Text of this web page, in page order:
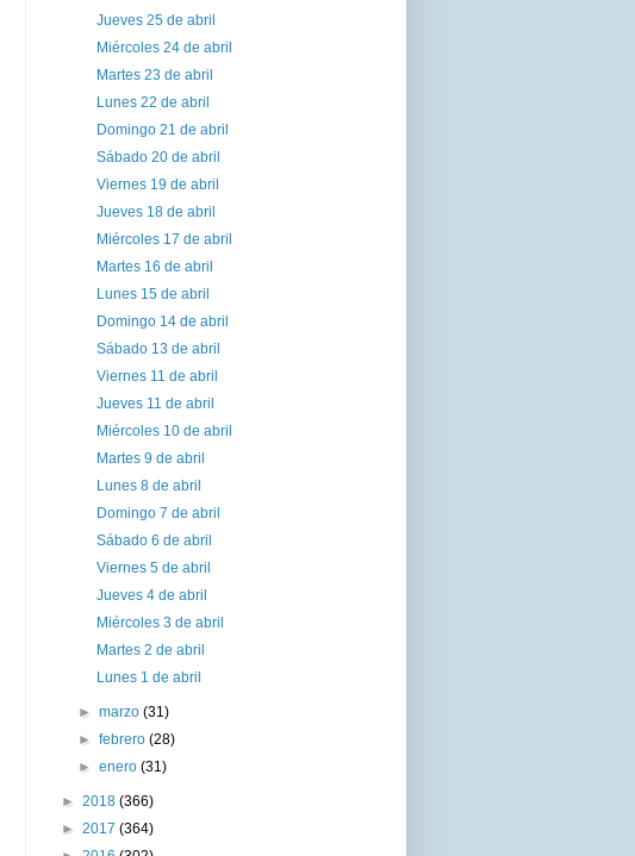
Jueves 25 de abril
Miércoles 24 de abril
Martes 23 de abril
Lunes 22 de abril
Domingo 21 de abril
Sábado 20 de abril
Viernes 19 de abril
Jueves 18 de abril
Miércoles 17 de abril
Martes 16 de abril
Lunes 15 de abril
Domingo 14 de abril
Sábado 13 de abril
Viernes 11 de abril
Jueves 11 de abril
Miércoles 10 de abril
Martes 9 de abril
Lunes 8 de abril
Domingo 7 de abril
Sábado 6 de abril
Viernes 5 de abril
Jueves 4 de abril
Miércoles 3 de abril
Martes 2 de abril
Lunes 1 de abril
►marzo(31)
►febrero(28)
►enero(31)
► 2018 (366)
► 2017 (364)